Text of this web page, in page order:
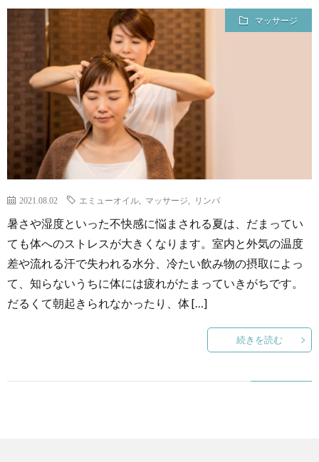
マッサージ
2021.08.02 エミューオイル マッサージ リンパ
暑さや湿度といった不快感に悩まされる夏は、だまってい
ても体へのストレスが大きくなります。室内と外気の温度
差や流れる汗で失われる水分、冷たい飲み物の摂取によっ
て、知らないうちに体には疲れがたまっていきがちです。
だるくて朝起きられなかったり、体 […]
続きを読む